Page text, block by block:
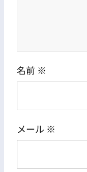
名前 ※
メール ※